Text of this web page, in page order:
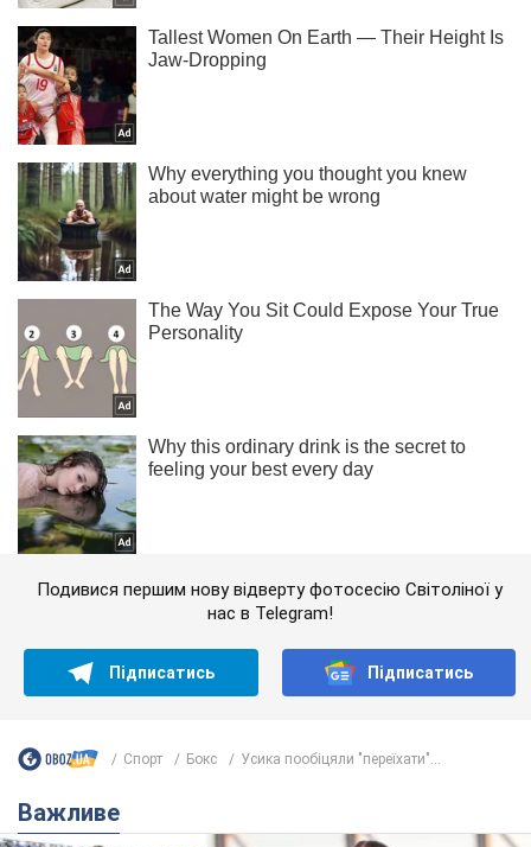
Подивися першим нову відверту фотосесію Світоліної у
нас в Telegram!
Підписатись Підписатись
Спорт Бокс Усика пообіцяли "переїхати"...
Важливе